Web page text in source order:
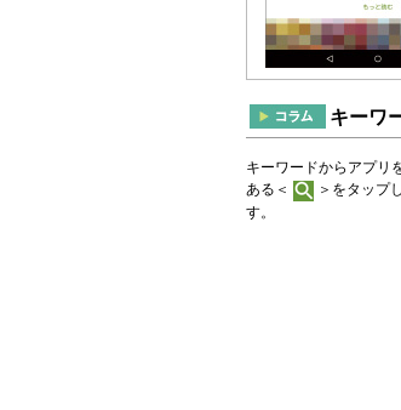
キーワ
キーワードからアプリ
ある＜
＞をタップ
す。